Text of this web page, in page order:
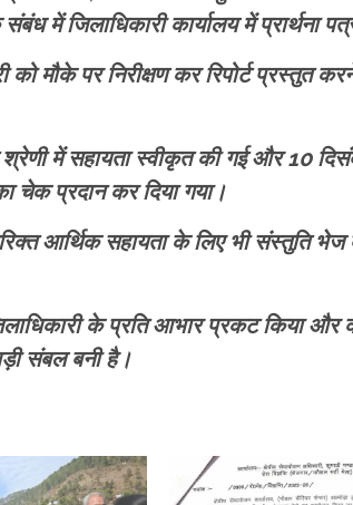
में जिलाधिकारी कार्यालय में प्रार्थना
मौके पर निरीक्षण कर रिपोर्ट प्रस्तुत
श्रेणी में सहायता स्वीकृत की गई और 10
चेक प्रदान कर दिया गया।
आर्थिक सहायता के लिए भी संस्तुति भेज
के प्रति आभार प्रकट किया और
संबल बनी है।